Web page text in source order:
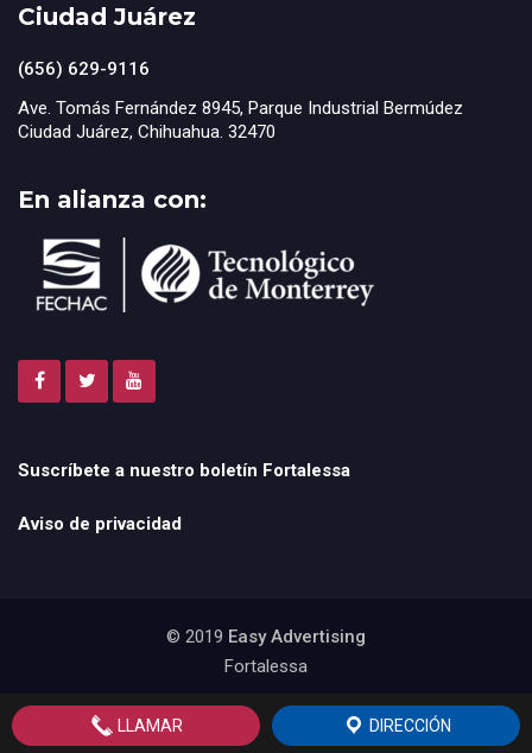
Ciudad Juárez
(656) 629-9116
Ave. Tomás Fernández 8945, Parque Industrial Bermúdez
Ciudad Juárez, Chihuahua. 32470
En alianza con:
Suscríbete a nuestro boletín Fortalessa
Aviso de privacidad
© 2019 Easy Advertising
Fortalessa
LLAMAR DIRECCIÓN